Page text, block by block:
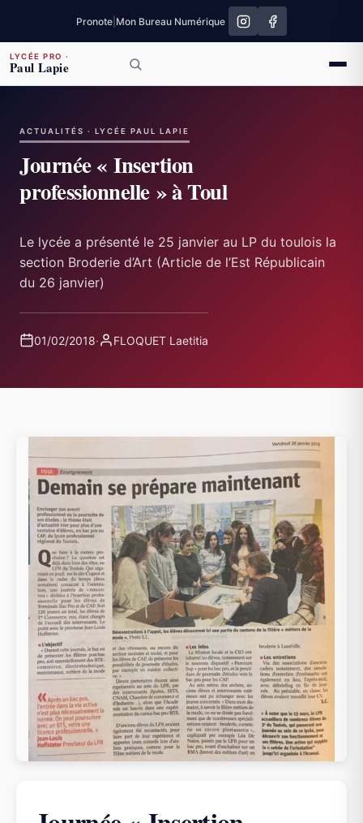
Pronote Mon Bureau Numérique
LYCÉE PRO ·
Paul Lapie
ACTUALITÉS · LYCÉE PAUL LAPIE
Journée « Insertion
professionnelle » à Toul
Le lycée a présenté le 25 janvier au LP du toulois la
section Broderie d’Art (Article de l’Est Républicain
du 26 janvier)
01/02/2018· FLOQUET Laetitia